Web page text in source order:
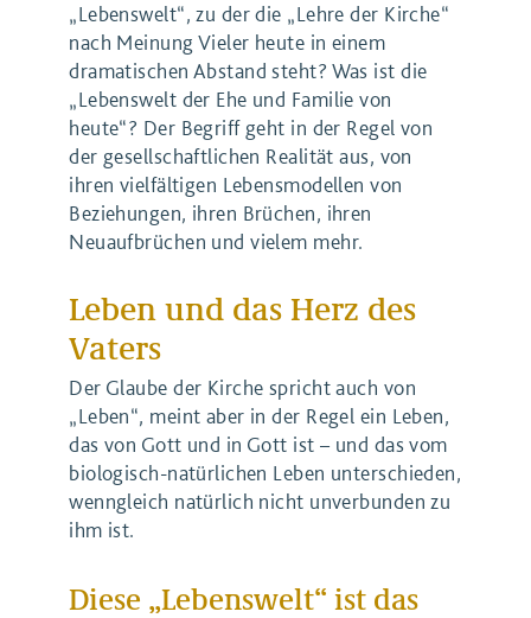
„Lebenswelt“, zu der die „Lehre der Kirche“
nach Meinung Vieler heute in einem
dramatischen Abstand steht? Was ist die
„Lebenswelt der Ehe und Familie von
heute“? Der Begriff geht in der Regel von
der gesellschaftlichen Realität aus, von
ihren vielfältigen Lebensmodellen von
Beziehungen, ihren Brüchen, ihren
Neuaufbrüchen und vielem mehr.
Leben und das Herz des
Vaters
Der Glaube der Kirche spricht auch von
„Leben“, meint aber in der Regel ein Leben,
das von Gott und in Gott ist – und das vom
biologisch-natürlichen Leben unterschieden,
wenngleich natürlich nicht unverbunden zu
ihm ist.
Diese „Lebenswelt“ ist das